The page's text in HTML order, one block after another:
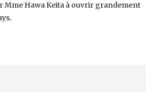
Mme Hawa Keita à ouvrir grandement